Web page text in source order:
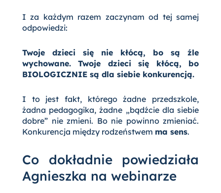
I za każdym razem zaczynam od tej samej
odpowiedzi:
Twoje dzieci się nie kłócą, bo są źle
wychowane. Twoje dzieci się kłócą, bo
BIOLOGICZNIE są dla siebie konkurencją.
I to jest fakt, którego żadne przedszkole,
żadna pedagogika, żadne „bądźcie dla siebie
dobre” nie zmieni. Bo nie powinno zmieniać.
Konkurencja między rodzeństwem ma sens.
Co dokładnie powiedziała
Agnieszka na webinarze